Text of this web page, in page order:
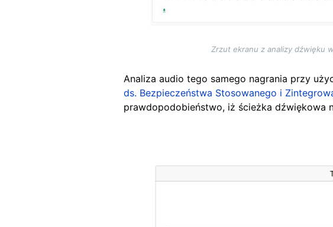
Zrzut ekranu z analizy dźwięku
Analiza audio tego samego nagrania przy
ds. Bezpieczeństwa Stosowanego i
prawdopodobieństwo, iż ścieżka dźwiękowa